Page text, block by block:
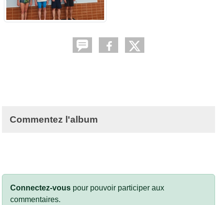
Commentez l'album
Connectez-vous pour pouvoir participer aux
commentaires.